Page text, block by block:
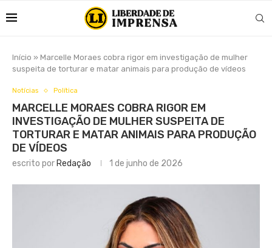
Início » Marcelle Moraes cobra rigor em investigação de mulher
suspeita de torturar e matar animais para produção de vídeos
Notícias Política
MARCELLE MORAES COBRA RIGOR EM
INVESTIGAÇÃO DE MULHER SUSPEITA DE
TORTURAR E MATAR ANIMAIS PARA PRODUÇÃO
DE VÍDEOS
escrito por Redação 1 de junho de 2026